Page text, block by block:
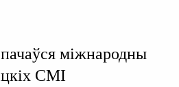
міжнародны
СМІ